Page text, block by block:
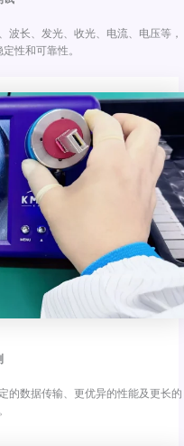
波长、发光、收光、电流、电压等，
性和可靠性。
的数据传输、更优异的性能及更长的